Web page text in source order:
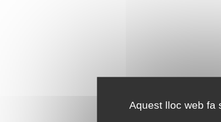
Aquest lloc web fa